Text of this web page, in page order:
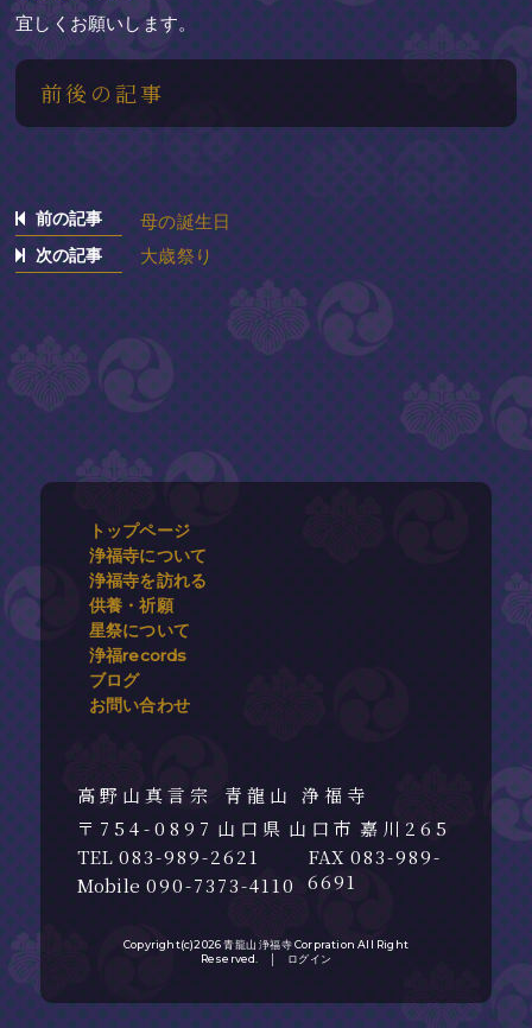
宜しくお願いします。
前後の記事
前の記事 母の誕生日
次の記事 大歳祭り
トップページ
浄福寺について
浄福寺を訪れる
供養・祈願
星祭について
浄福records
ブログ
お問い合わせ
青龍山 浄福寺
754-0897 山口県 山口市 嘉川265
083-989-2621
090-7373-4110
083-989-
6691
Copyright(c)2026 青龍山 浄福寺 Corpration All Right
Reserved. │ ログイン